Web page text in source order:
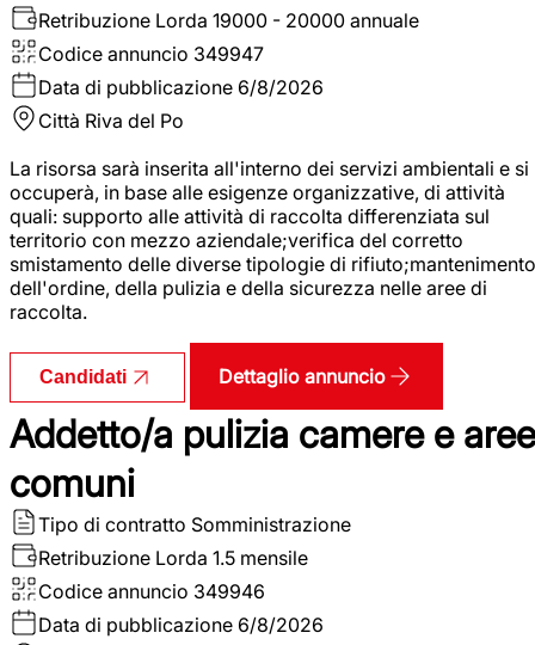
Retribuzione Lorda 19000 - 20000 annuale
Codice annuncio 349947
Data di pubblicazione 6/8/2026
Città Riva del Po
La risorsa sarà inserita all'interno dei servizi ambientali e si
occuperà, in base alle esigenze organizzative, di attività
quali: supporto alle attività di raccolta differenziata sul
territorio con mezzo aziendale;verifica del corretto
smistamento delle diverse tipologie di rifiuto;mantenimento
dell'ordine, della pulizia e della sicurezza nelle aree di
raccolta.
Candidati Dettaglio annuncio
Addetto/a pulizia camere e aree
comuni
Tipo di contratto Somministrazione
Retribuzione Lorda 1.5 mensile
Codice annuncio 349946
Data di pubblicazione 6/8/2026